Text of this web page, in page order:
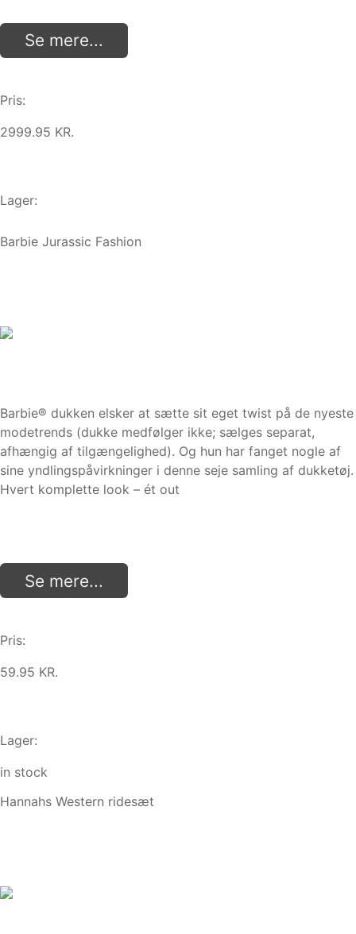
Se mere...
Pris:
2999.95 KR.
Lager:
Barbie Jurassic Fashion
Barbie® dukken elsker at sætte sit eget twist på de nyeste
modetrends (dukke medfølger ikke; sælges separat,
afhængig af tilgængelighed). Og hun har fanget nogle af
sine yndlingspåvirkninger i denne seje samling af dukketøj.
Hvert komplette look – ét out
Se mere...
Pris:
59.95 KR.
Lager:
in stock
Hannahs Western ridesæt